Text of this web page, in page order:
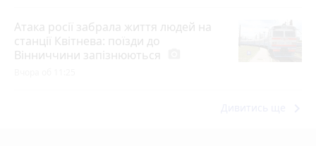
Атака росії забрала життя людей на
станції Квітнева: поїзди до
Вінниччини запізнюються